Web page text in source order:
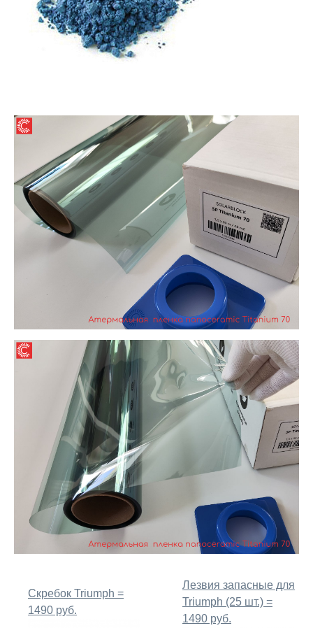
Скребок Triumph =
1490 руб.
Лезвия запасные для
Triumph (25 шт.) =
1490 руб.